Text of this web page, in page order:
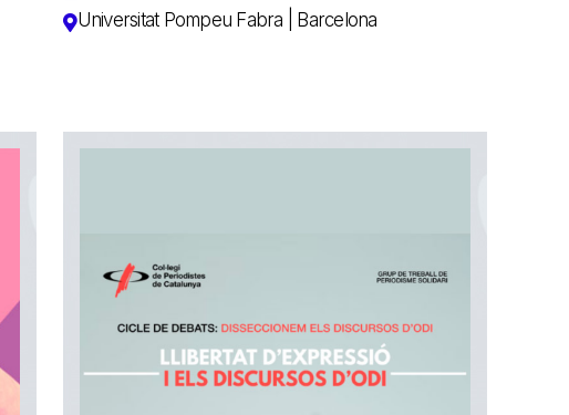
Universitat Pompeu Fabra | Barcelona